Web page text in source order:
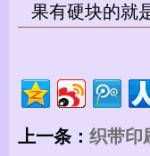
果有硬块的就
上一条： 织带印